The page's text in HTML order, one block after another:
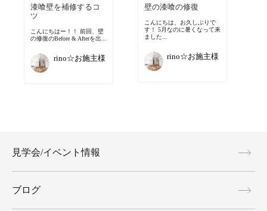
漆喰壁を補修するコ
ツ
こんにちはー！！ 前回、壁
の修復のBefore & Afterを出...
rino☆お施主様
壁の漆喰の修復
こんにちは、お久しぶりで
す！ 5月なのに暑くなって来
ました...
rino☆お施主様
見学会/イベント情報
ブログ